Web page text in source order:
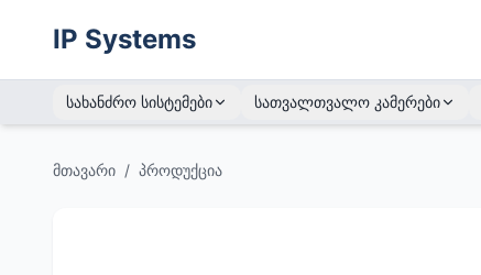
IP Systems
სახანძრო სისტემები სათვალთვალო კამერები
მთავარი / პროდუქცია